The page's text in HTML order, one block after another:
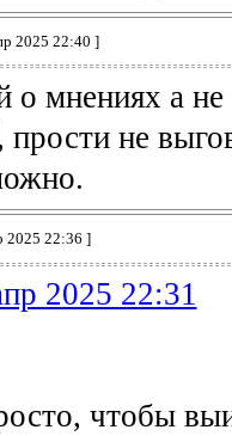
2025 22:40 ]
мнениях а
прости не
2025 22:36 ]
2025 22:31
чтобы